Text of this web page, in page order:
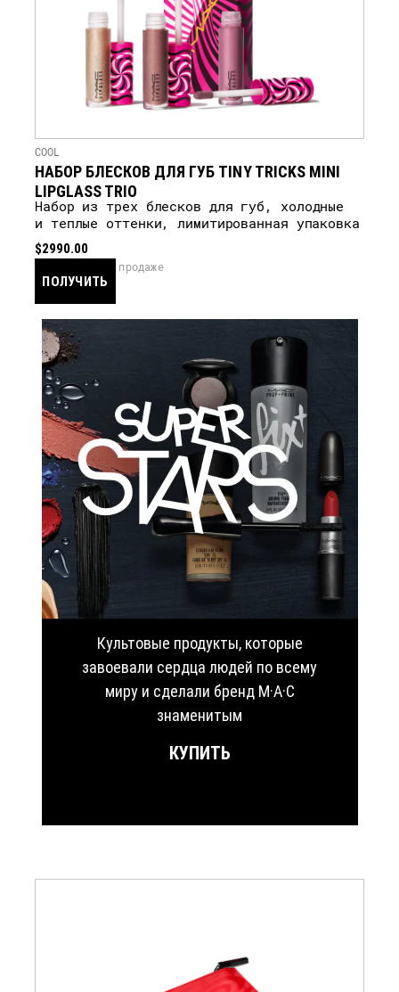
COOL
НАБОР БЛЕСКОВ ДЛЯ ГУБ TINY TRICKS MINI
LIPGLASS TRIO
Набор из трех блесков для губ, холодные
и теплые оттенки, лимитированная упаковка
$2990.00
ПОЛУЧИТЬ
УВЕДОМЛЕНИЕ
скоро в продаже
Культовые продукты, которые
завоевали сердца людей по всему
миру и сделали бренд M·A·C
знаменитым
КУПИТЬ